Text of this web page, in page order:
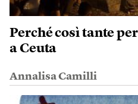
Perché così tante
a Ceuta
Annalisa Camilli